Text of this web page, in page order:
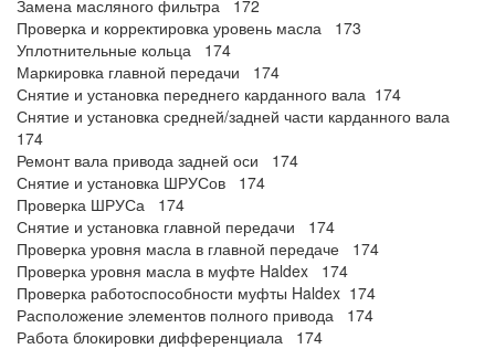
Замена масляного фильтра 172
Проверка и корректировка уровень масла 173
Уплотнительные кольца 174
Маркировка главной передачи 174
Снятие и установка переднего карданного вала 174
Снятие и установка средней/задней части карданного вала
174
Ремонт вала привода задней оси 174
Снятие и установка ШРУСов 174
Проверка ШРУСа 174
Снятие и установка главной передачи 174
Проверка уровня масла в главной передаче 174
Проверка уровня масла в муфте Haldex 174
Проверка работоспособности муфты Haldex 174
Расположение элементов полного привода 174
Работа блокировки дифференциала 174